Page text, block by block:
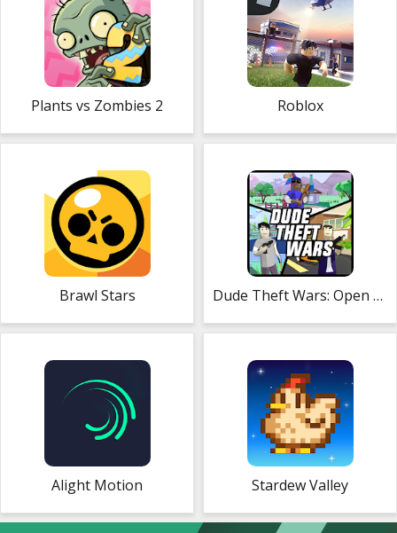
Plants vs Zombies 2 Roblox
Brawl Stars Dude Theft Wars: Open World Sandbox Simulator
Alight Motion Stardew Valley